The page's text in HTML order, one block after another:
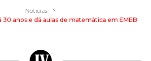
Notícias >
30 anos e dá aulas de matemática em EMEB